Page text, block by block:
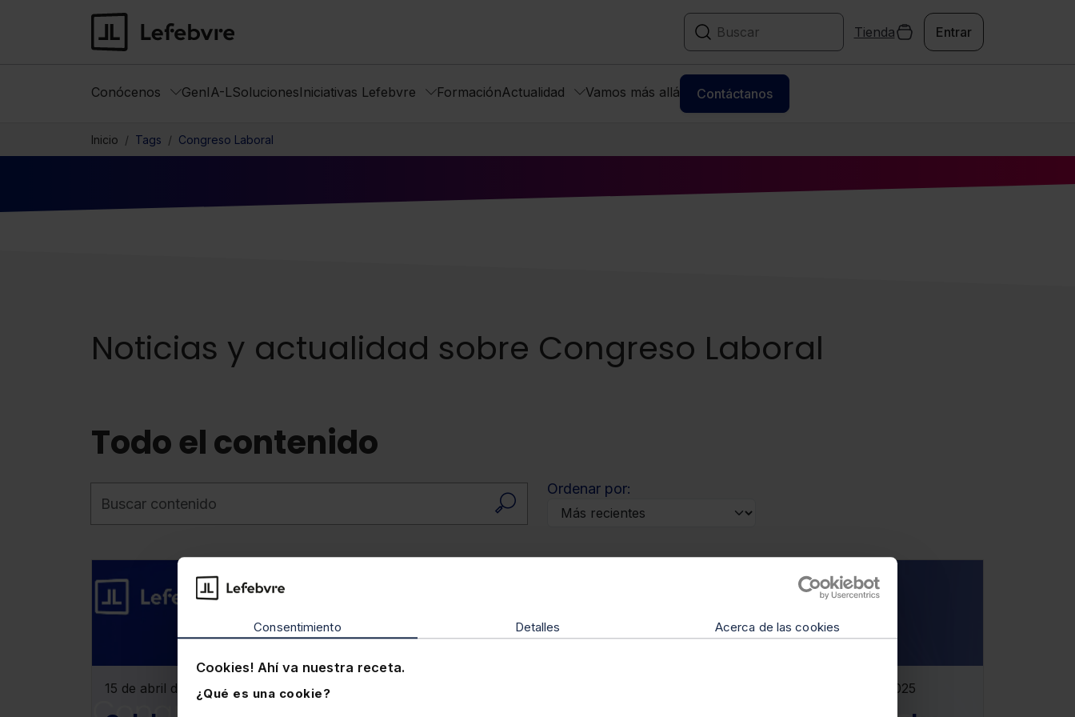
Consentimiento Detalles Acerca de las cookies
Cookies! Ahí va nuestra receta.
¿Qué es una cookie?
Tienda Entrar
Conócenos GenIA-LSolucionesIniciativas Lefebvre FormaciónActualidad Vamos más allá Contáctanos
Inicio Tags Congreso Laboral
Noticias y actualidad sobre Congreso Laboral
Todo el contenido
Ordenar por:
15 de abril de 2026 11 de febrero de 2025